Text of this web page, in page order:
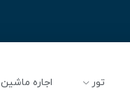
تور اجاره ماشین